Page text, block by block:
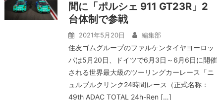
間に「ポルシェ 911 GT23R」2
台体制で参戦
2021年5月20日 編集部
住友ゴムグループのファルケンタイヤヨーロッ
パは5月20日、ドイツで6月3日～6月6日に開催
される世界最大級のツーリングカーレース「ニ
ュルブルクリンク24時間レース（正式名称：
49th ADAC TOTAL 24h-Ren […]